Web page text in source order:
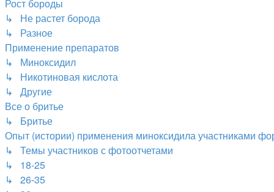
Рост бороды
↳ Не растет борода
↳ Разное
Применение препаратов
↳ Миноксидил
↳ Никотиновая кислота
↳ Другие
Все о бритье
↳ Бритье
Опыт (истории) применения миноксидила участниками
↳ Темы участников с фотоотчетами
↳ 18-25
↳ 26-35